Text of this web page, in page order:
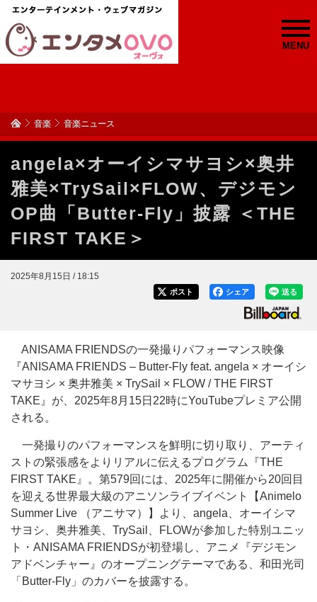
MENU
音楽 音楽ニュース
angela×オーイシマサヨシ×奥井
雅美×TrySail×FLOW、デジモン
OP曲「Butter-Fly」披露 ＜THE
FIRST TAKE＞
2025年8月15日 / 18:15
送る
シェア
ポスト
ANISAMA FRIENDSの一発撮りパフォーマンス映像
『ANISAMA FRIENDS – Butter-Fly feat. angela × オーイシ
マサヨシ × 奥井雅美 × TrySail × FLOW / THE FIRST
TAKE』が、2025年8月15日22時にYouTubeプレミア公開
される。
一発撮りのパフォーマンスを鮮明に切り取り、アーティ
ストの緊張感をよりリアルに伝えるプログラム『THE
FIRST TAKE』。第579回には、2025年に開催から20回目
を迎える世界最大級のアニソンライブイベント【Animelo
Summer Live （アニサマ）】より、angela、オーイシマ
サヨシ、奥井雅美、TrySail、FLOWが参加した特別ユニッ
ト・ANISAMA FRIENDSが初登場し、アニメ『デジモン
アドベンチャー』のオープニングテーマである、和田光司
「Butter-Fly」のカバーを披露する。